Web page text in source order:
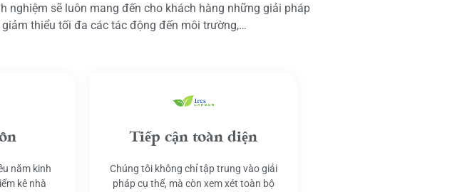
nghiệm sẽ luôn mang đến cho khách hàng những giải pháp
thiểu tối đa các tác động đến môi trường,…
năm kinh
kê nhà
Tiếp cận toàn diện
Chúng tôi không chỉ tập trung vào giải
pháp cụ thể, mà còn xem xét toàn bộ